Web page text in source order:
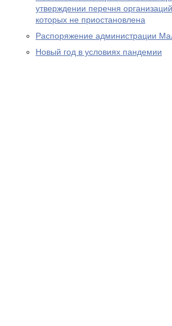
утверждении перечня
которых не приостановлена
Распоряжение администрации
Новый год в условиях пандемии